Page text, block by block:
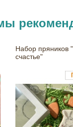
Набор пряников
счастье"